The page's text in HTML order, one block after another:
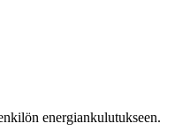
energiankulutukseen.